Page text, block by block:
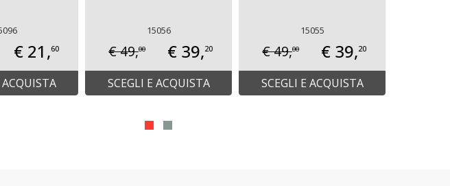
€ 21,60
ACQUISTA
15056
€ 49,00 € 39,20
SCEGLI E ACQUISTA
15055
€ 49,00 € 39,20
SCEGLI E ACQUISTA